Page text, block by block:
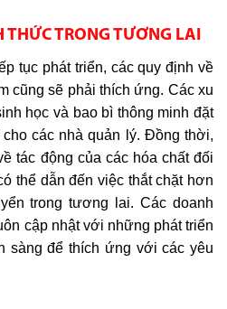
THỨC TRONG TƯƠNG LAI
tục phát triển, các quy định về
cũng sẽ phải thích ứng. Các xu
học và bao bì thông minh đặt
các nhà quản lý. Đồng thời,
tác động của các hóa chất đối
thể dẫn đến việc thắt chặt hơn
trong tương lai. Các doanh
cập nhật với những phát triển
sàng để thích ứng với các yêu